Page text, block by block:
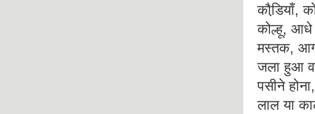
कौडि़याँ,
कोल्हू, आधे
मस्तक, आग
जला हुआ
पसीने
लाल या